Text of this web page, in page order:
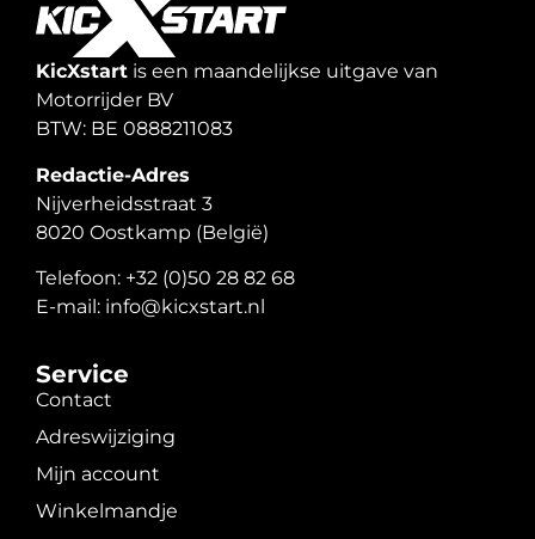
KicXstart is een maandelijkse uitgave van
Motorrijder BV
BTW: BE 0888211083
Redactie-Adres
Nijverheidsstraat 3
8020 Oostkamp (België)
Telefoon: +32 (0)50 28 82 68
E-mail: info@kicxstart.nl
Service
Contact
Adreswijziging
Mijn account
Winkelmandje